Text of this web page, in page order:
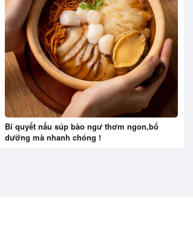
Bí quyết nấu súp bào ngư thơm ngon,bổ
dưỡng mà nhanh chóng !